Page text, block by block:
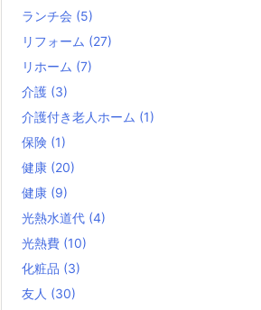
ランチ会 (5)
リフォーム (27)
リホーム (7)
介護 (3)
介護付き老人ホーム (1)
保険 (1)
健康 (20)
健康 (9)
光熱水道代 (4)
光熱費 (10)
化粧品 (3)
友人 (30)